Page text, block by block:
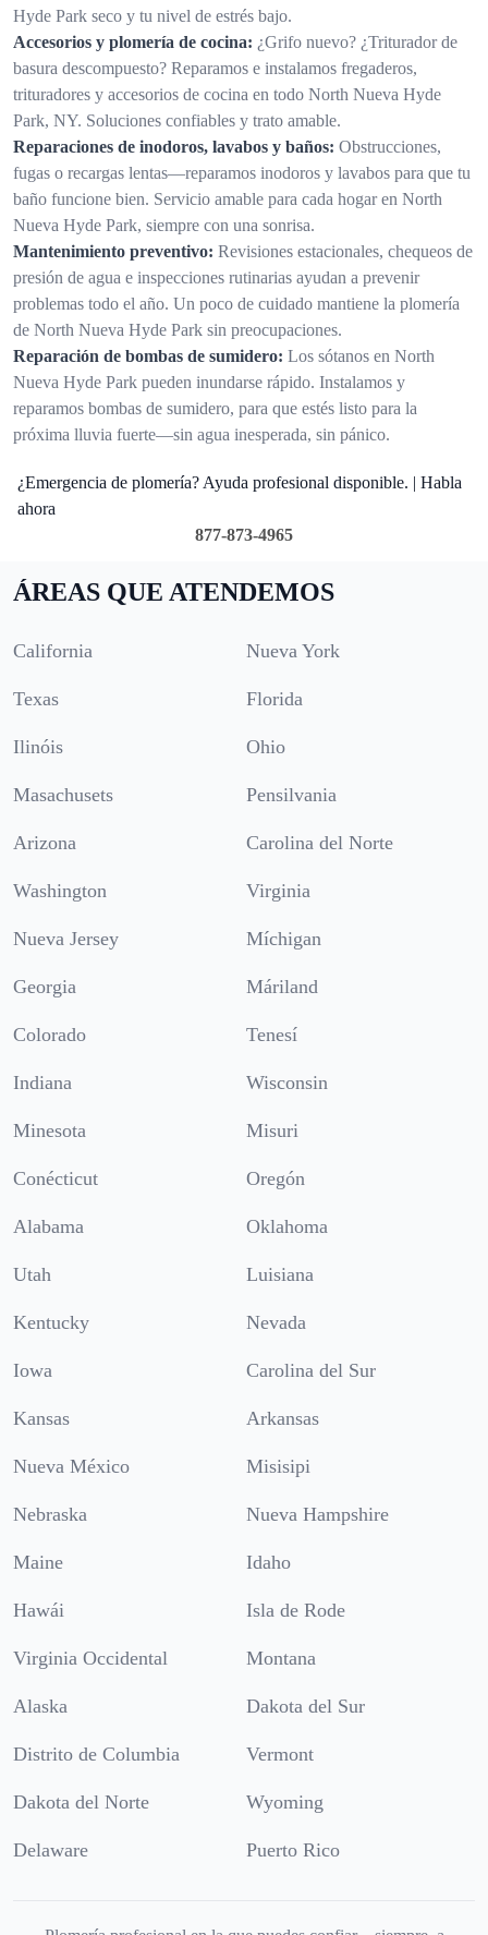
Hyde Park seco y tu nivel de estrés bajo.
Accesorios y plomería de cocina: ¿Grifo nuevo? ¿Triturador de
basura descompuesto? Reparamos e instalamos fregaderos,
trituradores y accesorios de cocina en todo North Nueva Hyde
Park, NY. Soluciones confiables y trato amable.
Reparaciones de inodoros, lavabos y baños: Obstrucciones,
fugas o recargas lentas—reparamos inodoros y lavabos para que tu
baño funcione bien. Servicio amable para cada hogar en North
Nueva Hyde Park, siempre con una sonrisa.
Mantenimiento preventivo: Revisiones estacionales, chequeos de
presión de agua e inspecciones rutinarias ayudan a prevenir
problemas todo el año. Un poco de cuidado mantiene la plomería
de North Nueva Hyde Park sin preocupaciones.
Reparación de bombas de sumidero: Los sótanos en North
Nueva Hyde Park pueden inundarse rápido. Instalamos y
reparamos bombas de sumidero, para que estés listo para la
próxima lluvia fuerte—sin agua inesperada, sin pánico.
¿Emergencia de plomería? Ayuda profesional disponible. | Habla
ahora
877-873-4965
ÁREAS QUE ATENDEMOS
California Nueva York
Texas Florida
Ilinóis Ohio
Masachusets Pensilvania
Arizona Carolina del Norte
Washington Virginia
Nueva Jersey Míchigan
Georgia Máriland
Colorado Tenesí
Indiana Wisconsin
Minesota Misuri
Conécticut Oregón
Alabama Oklahoma
Utah Luisiana
Kentucky Nevada
Iowa Carolina del Sur
Kansas Arkansas
Nueva México Misisipi
Nebraska Nueva Hampshire
Maine Idaho
Hawái Isla de Rode
Virginia Occidental Montana
Alaska Dakota del Sur
Distrito de Columbia Vermont
Dakota del Norte Wyoming
Delaware Puerto Rico